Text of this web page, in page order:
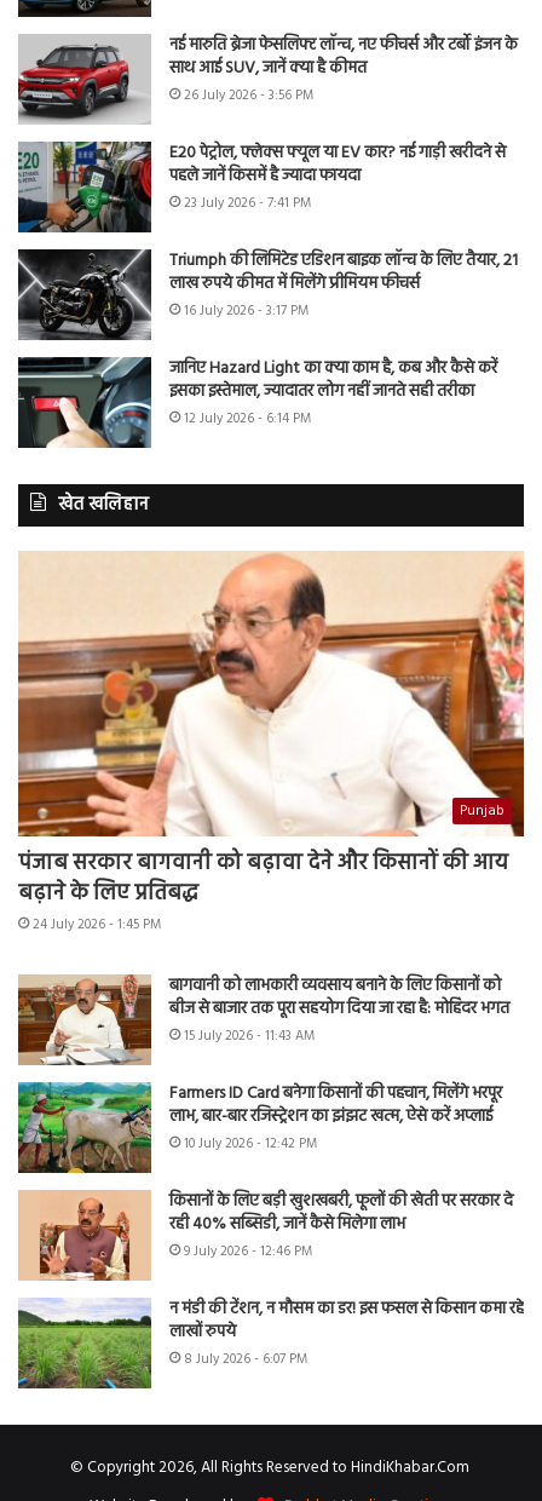
नई मारुति ब्रेजा फेसलिफ्ट लॉन्च, नए फीचर्स और टर्बो इंजन के
साथ आई SUV, जानें क्या है कीमत
26 July 2026 - 3:56 PM
E20 पेट्रोल, फ्लेक्स फ्यूल या EV कार? नई गाड़ी खरीदने से
पहले जानें किसमें है ज्यादा फायदा
23 July 2026 - 7:41 PM
Triumph की लिमिटेड एडिशन बाइक लॉन्च के लिए तैयार, 21
लाख रुपये कीमत में मिलेंगे प्रीमियम फीचर्स
16 July 2026 - 3:17 PM
जानिए Hazard Light का क्या काम है, कब और कैसे करें
इसका इस्तेमाल, ज्यादातर लोग नहीं जानते सही तरीका
12 July 2026 - 6:14 PM
खेत खलिहान
Punjab
पंजाब सरकार बागवानी को बढ़ावा देने और किसानों की आय
बढ़ाने के लिए प्रतिबद्ध
24 July 2026 - 1:45 PM
बागवानी को लाभकारी व्यवसाय बनाने के लिए किसानों को
बीज से बाजार तक पूरा सहयोग दिया जा रहा है: मोहिंदर भगत
15 July 2026 - 11:43 AM
Farmers ID Card बनेगा किसानों की पहचान, मिलेंगे भरपूर
लाभ, बार-बार रजिस्ट्रेशन का झंझट खत्म, ऐसे करें अप्लाई
10 July 2026 - 12:42 PM
किसानों के लिए बड़ी खुशखबरी, फूलों की खेती पर सरकार दे
रही 40% सब्सिडी, जानें कैसे मिलेगा लाभ
9 July 2026 - 12:46 PM
न मंडी की टेंशन, न मौसम का डर! इस फसल से किसान कमा रहे
लाखों रुपये
8 July 2026 - 6:07 PM
© Copyright 2026, All Rights Reserved to HindiKhabar.Com